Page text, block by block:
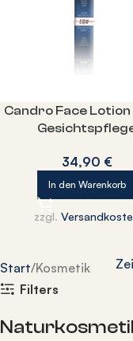
Candro Face Lotion
34,90 €
In den Warenkorb
zzgl.
Start Kosmetik
Filters